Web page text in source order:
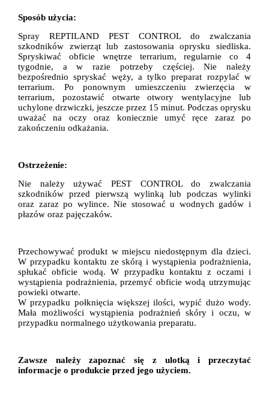
Sposób użycia:
Spray REPTILAND PEST CONTROL do zwalczania
szkodników zwierząt lub zastosowania oprysku siedliska.
Spryskiwać obficie wnętrze terrarium, regularnieco
4
tygodnie, aw razie potrzeby częściej.
Nie należy
bezpośrednio spryskać węży, atylko preparat rozpylać w
terrarium. Po ponownym umieszczeniu zwierzęcia w
terrarium, pozostawić
otwarte otwory wentylacyjne lub
uchylone drzwiczki, jeszcze przez 15 minut. Podczas oprysku
uważać na oczy oraz koniecznie umyć ręce
zaraz po
zakończeniu odkażania.
Ostrzeżenie:
Nie należy używać PEST CONTROL dozwalczania
szkodników przed pierwszą wylinką lub podczas wylinki
oraz zarazpo wylince.Nie stosować u wodnych gadów i
płazów oraz pajęczaków.
Przechowywać produkt w miejscu niedostępnym dla dzieci.
W przypadku kontaktu ze skórą iwystąpienia podrażnienia,
spłukać obficie wodą. W przypadku kontaktu z oczami i
wystąpienia podrażnienia,przemyć obficie wodą utrzymując
powieki otwarte.
W przypadku połknięcia większej ilości, wypić dużo wody.
Małamożliwości wystąpienia podrażnień skóry i oczu, w
przypadku normalnego użytkowania preparatu.
Zawsze należy zapoznać się z ulotką i przeczytać
informacje o produkcie przed jego użyciem.